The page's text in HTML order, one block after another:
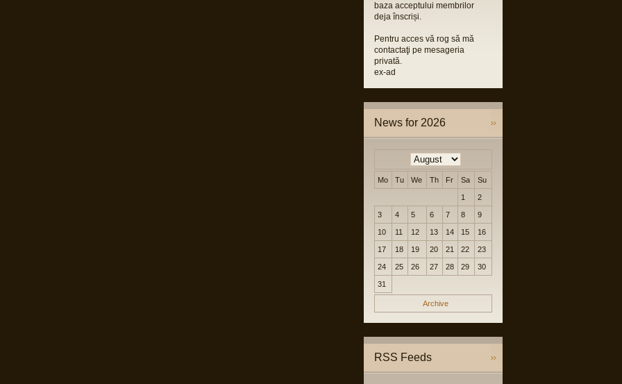
baza acceptului membrilor
deja înscriși.
Pentru acces vă rog să mă
contactaţi pe mesageria
privată.
ex-ad
News for 2026
Mo Tu We Th Fr Sa Su
1 2
3 4 5 6 7 8 9
10 11 12 13 14 15 16
17 18 19 20 21 22 23
24 25 26 27 28 29 30
31
Archive
RSS Feeds